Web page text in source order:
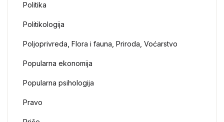
Politika
Politikologija
Poljoprivreda, Flora i fauna, Priroda, Voćarstvo
Popularna ekonomija
Popularna psihologija
Pravo